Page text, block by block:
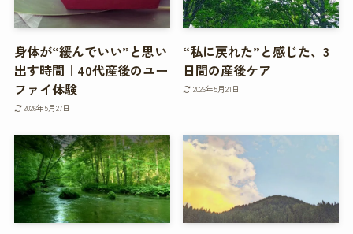
身体が“緩んでいい”と思い
出す時間｜40代産後のユー
ファイ体験
2026年5月27日
“私に戻れた”と感じた、3
日間の産後ケア
2026年5月21日